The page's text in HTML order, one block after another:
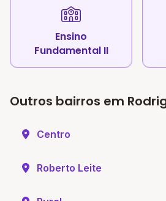
Ensino
Fundamental II
Outros bairros em
Centro
Roberto Leite